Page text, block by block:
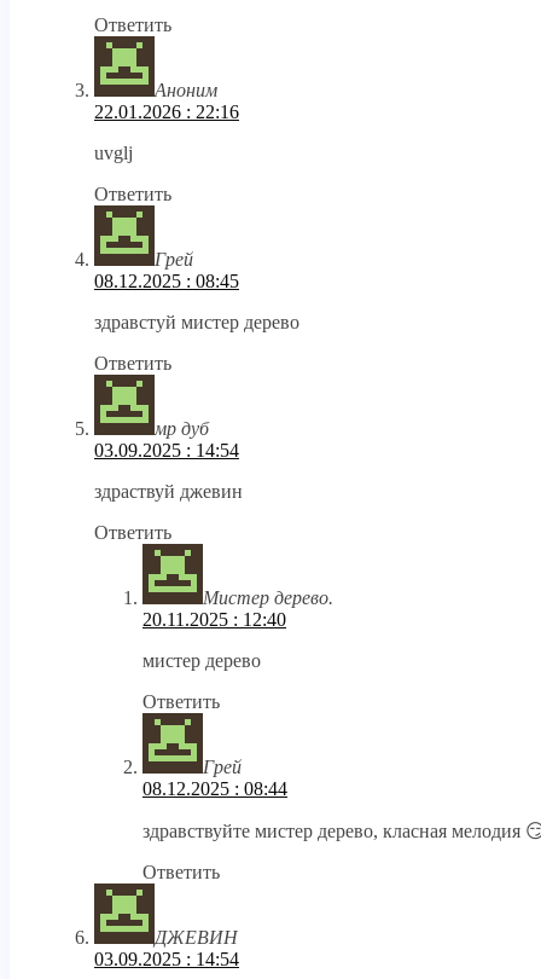
Ответить
Аноним
22.01.2026 : 22:16
uvglj
Ответить
Грей
08.12.2025 : 08:45
здравстуй мистер дерево
Ответить
мр дуб
03.09.2025 : 14:54
здраствуй джевин
Ответить
Мистер дерево.
20.11.2025 : 12:40
мистер дерево
Ответить
Грей
08.12.2025 : 08:44
здравствуйте мистер дерево, класная мелодия
Ответить
ДЖЕВИН
03.09.2025 : 14:54